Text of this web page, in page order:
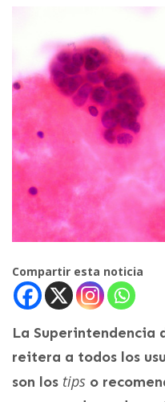
Compartir esta noticia
La Superintendencia
reitera a todos los
son los tips o